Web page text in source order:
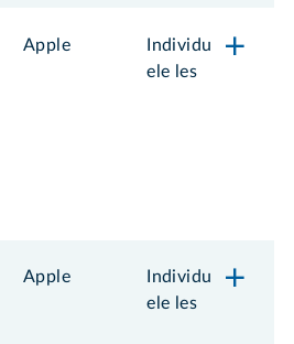
Apple
Individu
ele les
Apple
Individu
ele les